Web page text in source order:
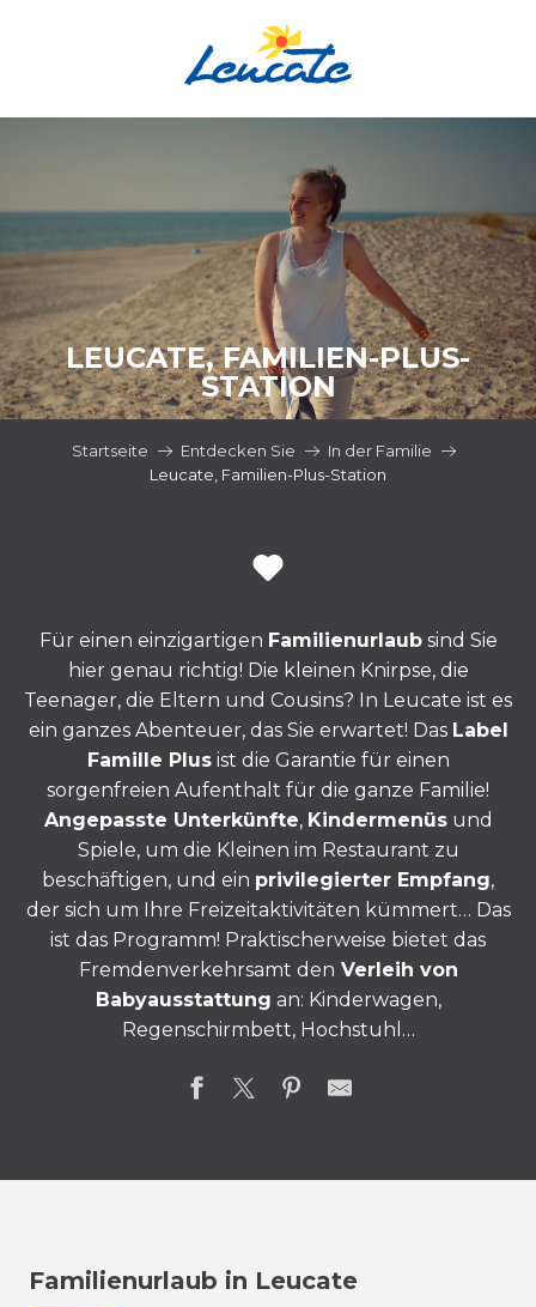
LEUCATE, FAMILIEN-PLUS-
STATION
Startseite Entdecken Sie
In der Familie
Leucate, Familien-Plus-Station
Für einen einzigartigen Familienurlaubsind Sie
hier genau richtig! Die kleinen Knirpse, die
Teenager, die Eltern und Cousins? In Leucate ist es
ein ganzes Abenteuer, das Sie erwartet! Das Label
Famille Plusist die Garantie für einen
sorgenfreien Aufenthalt für die ganze Familie!
Angepasste Unterkünfte, Kindermenüsund
Spiele, um die Kleinen im Restaurant zu
beschäftigen, und ein privilegierter Empfang,
der sich um Ihre Freizeitaktivitäten kümmert… Das
ist das Programm! Praktischerweise bietet das
Fremdenverkehrsamt den Verleih von
Babyausstattung an: Kinderwagen,
Regenschirmbett, Hochstuhl…
Familienurlaub in Leucate